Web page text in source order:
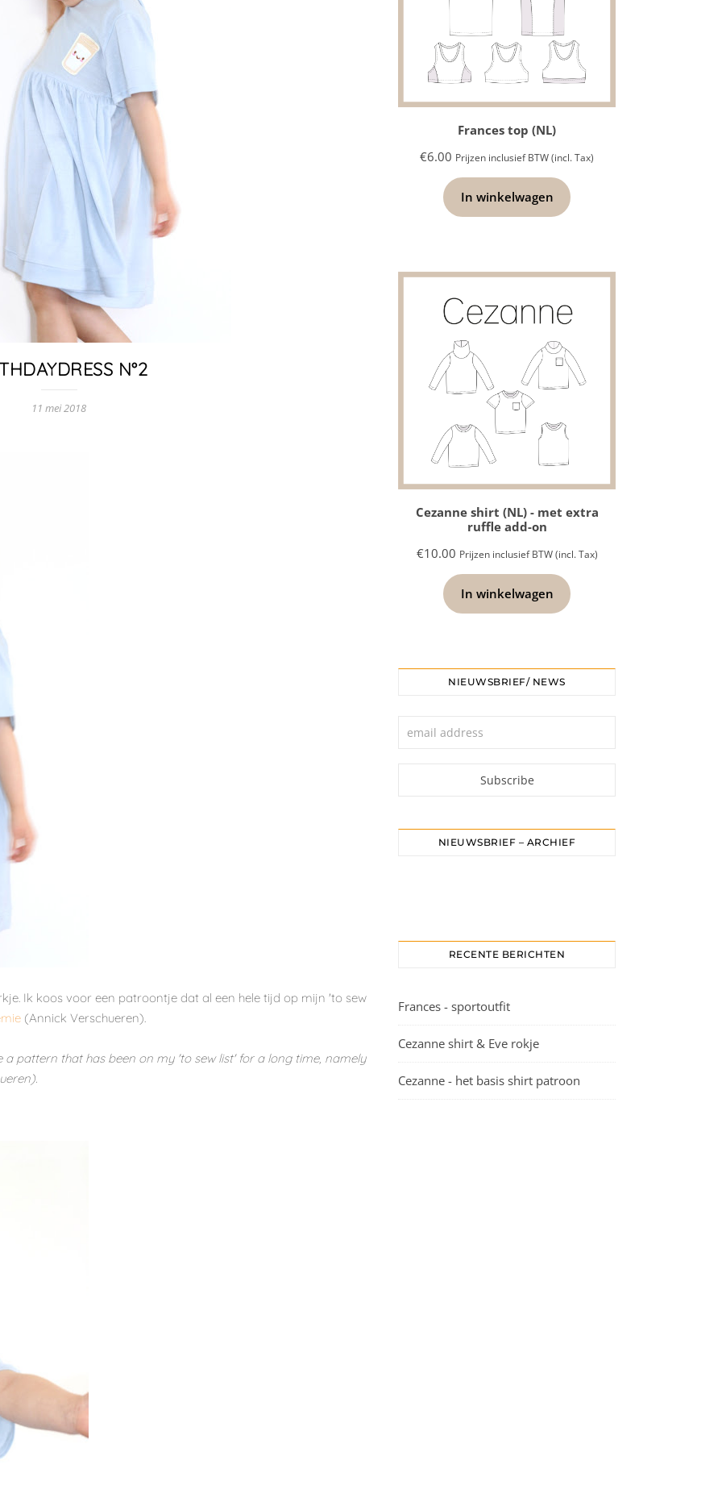
N°2
11 mei 2018
Ik koos voor een patroontje dat al een hele tijd op mijn 'to sew
(Annick Verschueren).
a pattern that has been on my 'to sew list' for a long time, namely
Frances top (NL)
€6.00 Prijzen inclusief BTW (incl. Tax)
In winkelwagen
Cezanne shirt (NL) - met extra
ruffle add-on
€10.00 Prijzen inclusief BTW (incl. Tax)
In winkelwagen
NIEUWSBRIEF/ NEWS
NIEUWSBRIEF – ARCHIEF
RECENTE BERICHTEN
Frances - sportoutfit
Cezanne shirt & Eve rokje
Cezanne - het basis shirt patroon